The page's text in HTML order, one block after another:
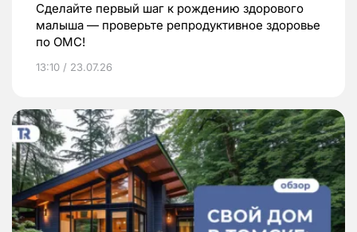
Сделайте первый шаг к рождению здорового
малыша — проверьте репродуктивное здоровье
по ОМС!
13:10 / 23.07.26